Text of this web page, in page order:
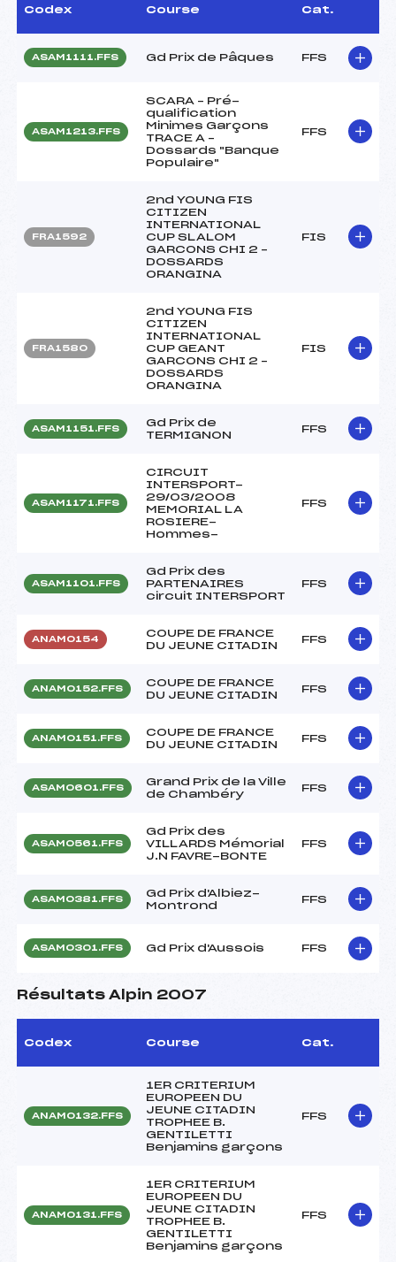
Codex Course Cat.
ASAM1111.FFS Gd Prix de Pâques FFS
ASAM1213.FFS
SCARA – Pré-
qualification
Minimes Garçons
TRACE A –
Dossards "Banque
Populaire"
FFS
FRA1592
2nd YOUNG FIS
CITIZEN
INTERNATIONAL
CUP SLALOM
GARCONS CHI 2 –
DOSSARDS
ORANGINA
FIS
FRA1580
2nd YOUNG FIS
CITIZEN
INTERNATIONAL
CUP GEANT
GARCONS CHI 2 –
DOSSARDS
ORANGINA
FIS
ASAM1151.FFS
Gd Prix de
TERMIGNON
FFS
ASAM1171.FFS
CIRCUIT
INTERSPORT-
29/03/2008
MEMORIAL LA
ROSIERE-
Hommes-
FFS
ASAM1101.FFS
Gd Prix des
PARTENAIRES
circuit INTERSPORT
FFS
ANAM0154
COUPE DE FRANCE
DU JEUNE CITADIN
FFS
ANAM0152.FFS
COUPE DE FRANCE
DU JEUNE CITADIN
FFS
ANAM0151.FFS
COUPE DE FRANCE
DU JEUNE CITADIN
FFS
ASAM0601.FFS
Grand Prix de la Ville
de Chambéry
FFS
ASAM0561.FFS
Gd Prix des
VILLARDS Mémorial
J.N FAVRE-BONTE
FFS
ASAM0381.FFS
Gd Prix d'Albiez-
Montrond
FFS
ASAM0301.FFS Gd Prix d'Aussois FFS
Résultats Alpin 2007
Codex Course Cat.
ANAM0132.FFS
1ER CRITERIUM
EUROPEEN DU
JEUNE CITADIN
TROPHEE B.
GENTILETTI
Benjamins garçons
FFS
ANAM0131.FFS
1ER CRITERIUM
EUROPEEN DU
JEUNE CITADIN
TROPHEE B.
GENTILETTI
Benjamins garçons
FFS